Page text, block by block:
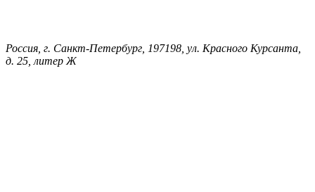
Россия, г. Санкт-Петербург, 197198, ул. Красного Курсанта,
д. 25, литер Ж